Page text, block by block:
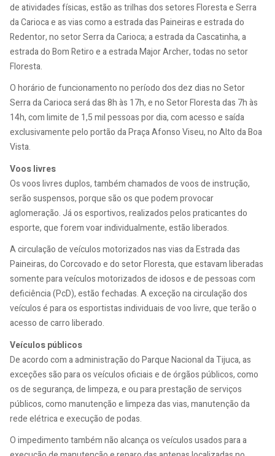
de atividades físicas, estão as trilhas dos setores Floresta e Serra
da Carioca e as vias como a estrada das Paineiras e estrada do
Redentor, no setor Serra da Carioca; a estrada da Cascatinha, a
estrada do Bom Retiro e a estrada Major Archer, todas no setor
Floresta.
O horário de funcionamento no período dos dez dias no Setor
Serra da Carioca será das 8h às 17h, e no Setor Floresta das 7h às
14h, com limite de 1,5 mil pessoas por dia, com acesso e saída
exclusivamente pelo portão da Praça Afonso Viseu, no Alto da Boa
Vista.
Voos livres
Os voos livres duplos, também chamados de voos de instrução,
serão suspensos, porque são os que podem provocar
aglomeração. Já os esportivos, realizados pelos praticantes do
esporte, que forem voar individualmente, estão liberados.
A circulação de veículos motorizados nas vias da Estrada das
Paineiras, do Corcovado e do setor Floresta, que estavam liberadas
somente para veículos motorizados de idosos e de pessoas com
deficiência (PcD), estão fechadas. A exceção na circulação dos
veículos é para os esportistas individuais de voo livre, que terão o
acesso de carro liberado.
Veículos públicos
De acordo com a administração do Parque Nacional da Tijuca, as
exceções são para os veículos oficiais e de órgãos públicos, como
os de segurança, de limpeza, e ou para prestação de serviços
públicos, como manutenção e limpeza das vias, manutenção da
rede elétrica e execução de podas.
O impedimento também não alcança os veículos usados para a